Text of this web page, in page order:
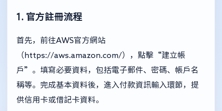
1. 官方註冊流程
首先，前往AWS官方網站
（ https://aws.amazon.com/），點擊“建立帳
戶”。填寫必要資料，包括電子郵件、密碼、帳戶名
稱等。完成基本資料後，進入付款資訊輸入環節，提
供信用卡或借記卡資料。